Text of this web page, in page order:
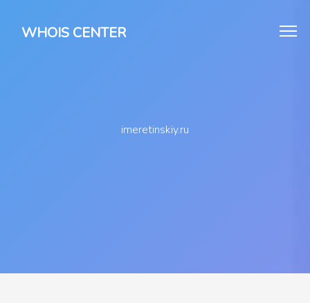
WHOIS CENTER
imeretinskiy.ru